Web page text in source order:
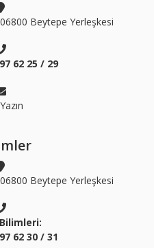
Beytepe Yerleşkesi
62 25 / 29
Beytepe Yerleşkesi
62 30 / 31